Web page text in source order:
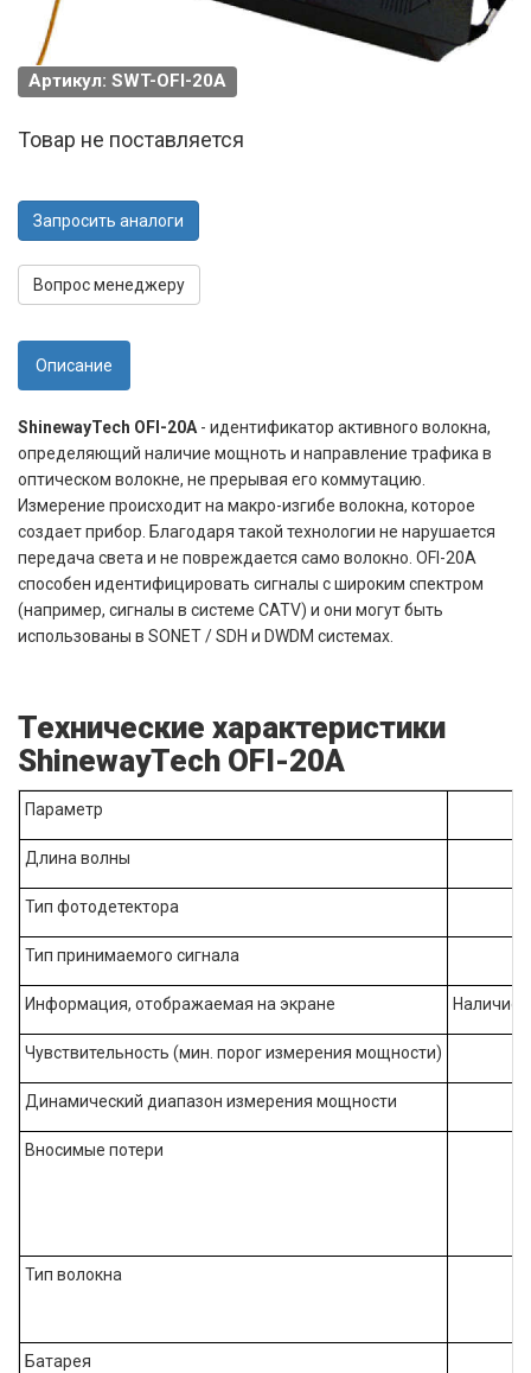
Артикул: SWT-OFI-20A
Товар не поставляется
Запросить аналоги
Вопрос менеджеру
Описание
ShinewayTech OFI-20A- идентификатор активного волокна,
определяющий наличие мощноть и направление трафика в
оптическом волокне, не прерывая его коммутацию.
Измерение происходит на макро-изгибе волокна, которое
создает прибор. Благодаря такой технологии не нарушается
передача света и не повреждается само волокно. OFI-20A
способен идентифицировать сигналы с широким спектром
(например, сигналы в системе CATV) и они могут быть
использованы в SONET / SDH и DWDM системах.
Технические характеристики
ShinewayTech OFI-20A
Параметр
Длина волны
Тип фотодетектора
Тип принимаемого сигнала
Информация, отображаемая на экране Наличие
Чувствительность (мин. порог измерения мощности)
Динамический диапазон измерения мощности
Вносимые потери
Тип волокна
Батарея